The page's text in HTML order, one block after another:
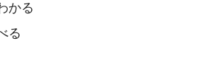
かる
る